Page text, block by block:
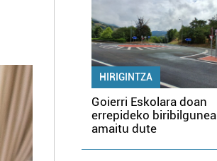
HIRIGINTZA
Goierri Eskolara doan
errepideko biribilgunea
amaitu dute